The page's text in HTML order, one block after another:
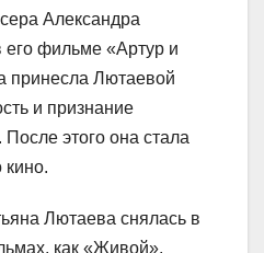
Александра
его фильме «Артур и
принесла Лютаевой
и признание
После этого она стала
кино.
Лютаева снялась в
как «Живой»,